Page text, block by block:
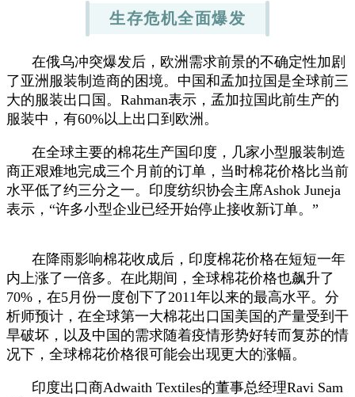
生存危机全面爆发
在俄乌冲突爆发后，欧洲需求前景的不确定性加剧
了亚洲服装制造商的困境。中国和孟加拉国是全球前三
大的服装出口国。Rahman表示，孟加拉国此前生产的
服装中，有60%以上出口到欧洲。
在全球主要的棉花生产国印度，几家小型服装制造
商正艰难地完成三个月前的订单，当时棉花价格比当前
水平低了约三分之一。印度纺织协会主席Ashok Juneja
表示，“许多小型企业已经开始停止接收新订单。”
在降雨影响棉花收成后，印度棉花价格在短短一年
内上涨了一倍多。在此期间，全球棉花价格也飙升了
70%，在5月份一度创下了2011年以来的最高水平。分
析师预计，在全球第一大棉花出口国美国的产量受到干
旱破坏，以及中国的需求随着疫情形势好转而复苏的情
况下，全球棉花价格很可能会出现更大的涨幅。
印度出口商Adwaith Textiles的董事总经理Ravi Sam